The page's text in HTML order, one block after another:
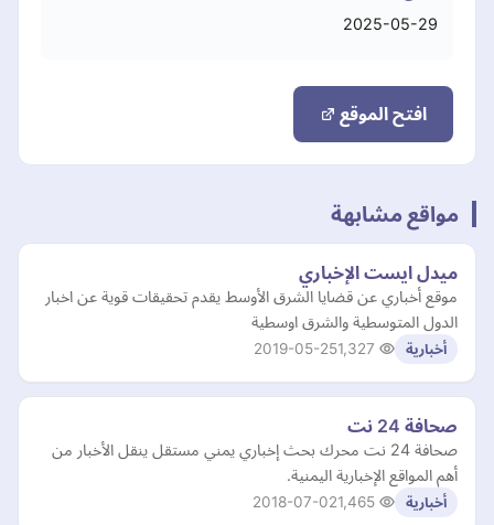
2025-05-29
افتح الموقع
مواقع مشابهة
ميدل ايست الإخباري
موقع أخباري عن قضايا الشرق الأوسط يقدم تحقيقات قوية عن اخبار
الدول المتوسطية والشرق اوسطية
أخبارية 2019-05-25
صحافة 24 نت
‏‏‏صحافة 24 نت محرك بحث إخباري يمني مستقل ينقل الأخبار من
أهم المواقع الإخبارية اليمنية.
أخبارية 2018-07-02